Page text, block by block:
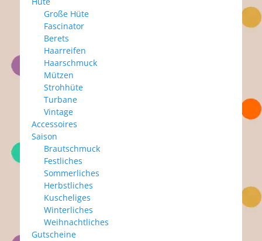
Große Hüte
Fascinator
Berets
Haarreifen
Haarschmuck
Mützen
Strohhüte
Turbane
Vintage
Accessoires
Saison
Brautschmuck
Festliches
Sommerliches
Herbstliches
Kuscheliges
Winterliches
Weihnachtliches
Gutscheine